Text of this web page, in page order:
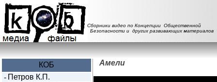
Сборники видео по Концепции Общественной
Безопасности и других развивающих материалов
КОБ
- Петров К.П.
Амели